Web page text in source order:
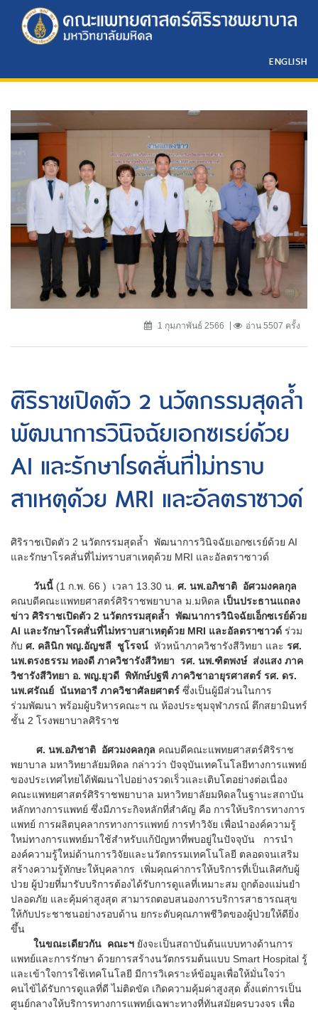
ENGLISH
1 กุมภาพันธ์ 2566 อ่าน 5507 ครั้ง
ศิริราชเปิดตัว 2 นวัตกรรมสุดล้ำ
พัฒนาการวินิจฉัยเอกซเรย์ด้วย
AI และรักษาโรคสั่นที่ไม่ทราบ
สาเหตุด้วย MRI และอัลตราซาวด์
ศิริราชเปิดตัว 2 นวัตกรรมสุดล้ำ พัฒนาการวินิจฉัยเอกซเรย์ด้วย AI
และรักษาโรคสั่นที่ไม่ทราบสาเหตุด้วย MRI และอัลตราซาวด์
วันนี้ (1 ก.พ. 66 ) เวลา 13.30 น. ศ. นพ.อภิชาติ อัศวมงคลกุล
คณบดีคณะแพทยศาสตร์ศิริราชพยาบาล ม.มหิดล เป็นประธานแถลง
ข่าว ศิริราชเปิดตัว 2 นวัตกรรมสุดล้ำ พัฒนาการวินิจฉัยเอ็กซเรย์ด้วย
AI และรักษาโรคสั่นที่ไม่ทราบสาเหตุด้วย MRI และอัลตราซาวด์ ร่วม
กับ ศ. คลินิก พญ.อัญชลี ชูโรจน์ หัวหน้าภาควิชารังสีวิทยา และ รศ.
นพ.ตรงธรรม ทองดี ภาควิชารังสีวิทยา รศ. นพ.ฑิตพงษ์ ส่งแสง ภาค
วิชารังสีวิทยา อ. พญ.ยุวดี พิทักษ์ปฐพี ภาควิชาอายุรศาสตร์ รศ. ดร.
นพ.ศรัณย์ นันทอารี ภาควิชาศัลยศาตร์ ซึ่งเป็นผู้มีส่วนในการ
ร่วมพัฒนา พร้อมผู้บริหารคณะฯ ณ ห้องประชุมจุฬาภรณ์ ตึกสยามินทร์
ชั้น 2 โรงพยาบาลศิริราช
ศ. นพ.อภิชาติ อัศวมงคลกุล คณบดีคณะแพทยศาสตร์ศิริราช
พยาบาล มหาวิทยาลัยมหิดล กล่าวว่า ปัจจุบันเทคโนโลยีทางการแพทย์
ของประเทศไทยได้พัฒนาไปอย่างรวดเร็วและเติบโตอย่างต่อเนื่อง
คณะแพทยศาสตร์ศิริราชพยาบาล มหาวิทยาลัยมหิดลในฐานะสถาบัน
หลักทางการแพทย์ ซึ่งมีภาระกิจหลักที่สำคัญ คือ การให้บริการทางการ
แพทย์ การผลิตบุคลากรทางการแพทย์ การทำวิจัย เพื่อนำองค์ความรู้
ใหม่ทางการแพทย์มาใช้สำหรับแก้ปัญหาที่พบอยู่ในปัจจุบัน การนำ
องค์ความรู้ใหม่ด้านการวิจัยและนวัตกรรมเทคโนโลยี ตลอดจนเสริม
สร้างความรู้ทักษะให้บุคลากร เพิ่มคุณค่าการให้บริการที่เป็นเลิศกับผู้
ป่วย ผู้ป่วยที่มารับบริการต้องได้รับการดูแลที่เหมาะสม ถูกต้องแม่นยำ
ปลอดภัย และคุ้มค่าสูงสุด สามารถตอบสนองการบริการสาธารณสุข
ให้กับประชาชนอย่างรอบด้าน ยกระดับคุณภาพชีวิตของผู้ป่วยให้ดียิ่ง
ขึ้น
ในขณะเดียวกัน คณะฯ ยังจะเป็นสถาบันต้นแบบทางด้านการ
แพทย์และการรักษา ด้วยการสร้างนวัตกรรมต้นแบบ Smart Hospital รู้
และเข้าใจการใช้เทคโนโลยี มีการวิเคราะห์ข้อมูลเพื่อให้มั่นใจว่า
คนไข้ได้รับการดูแลที่ดี ไม่ติดขัด เกิดความคุ้มค่าสูงสุด ตั้งแต่การเป็น
ศูนย์กลางให้บริการทางการแพทย์เฉพาะทางที่ทันสมัยครบวงจร เพื่อ